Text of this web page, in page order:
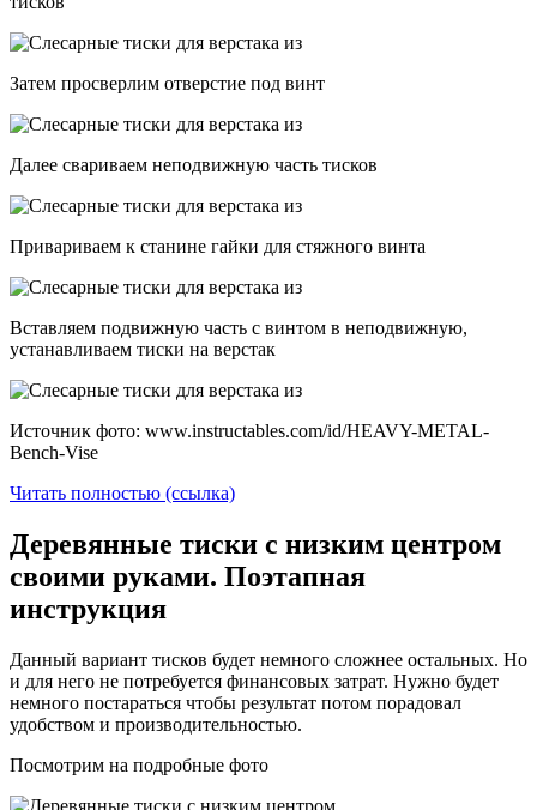
Затем просверлим отверстие под винт
Далее свариваем неподвижную часть тисков
Привариваем к станине гайки для стяжного винта
Вставляем подвижную часть с винтом в неподвижную,
устанавливаем тиски на верстак
Источник фото: www.instructables.com/id/HEAVY-METAL-
Bench-Vise
Читать полностью (ссылка)
Деревянные тиски с низким центром
своими руками. Поэтапная
инструкция
Данный вариант тисков будет немного сложнее остальных. Но
и для него не потребуется финансовых затрат. Нужно будет
немного постараться чтобы результат потом порадовал
удобством и производительностью.
Посмотрим на подробные фото